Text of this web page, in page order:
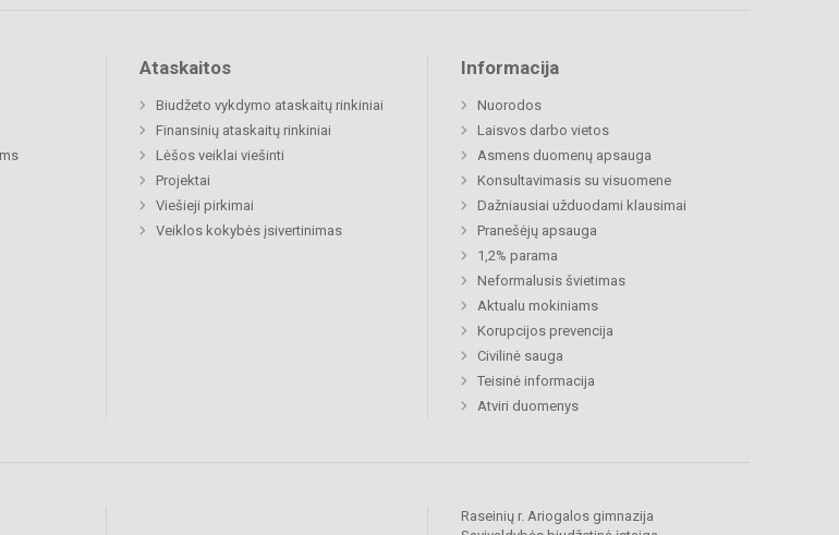
Ataskaitos
Biudžeto vykdymo ataskaitų rinkiniai
Finansinių ataskaitų rinkiniai
Lėšos veiklai viešinti
Projektai
Viešieji pirkimai
Veiklos kokybės įsivertinimas
Informacija
Nuorodos
Laisvos darbo vietos
Asmens duomenų apsauga
Konsultavimasis su visuomene
Dažniausiai užduodami klausimai
Pranešėjų apsauga
1,2% parama
Neformalusis švietimas
Aktualu mokiniams
Korupcijos prevencija
Civilinė sauga
Teisinė informacija
Atviri duomenys
Raseinių r. Ariogalos gimnazija